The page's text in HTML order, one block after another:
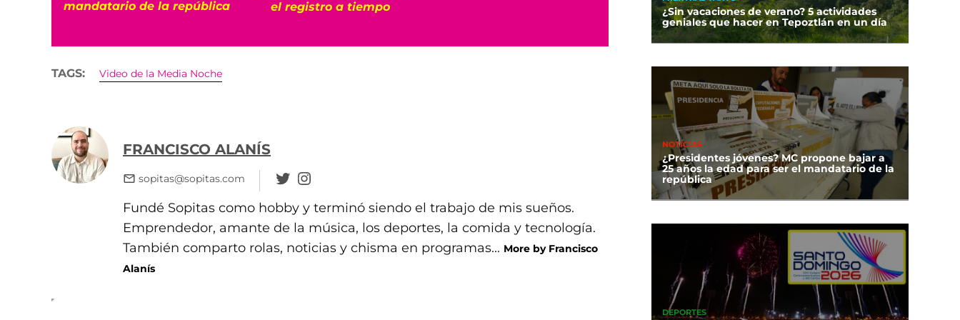
mandatario de la república
el registro a tiempo
de CDMX
TAGS: Video de la Media Noche
FRANCISCO ALANÍS
sopitas@sopitas.com
Fundé Sopitas como hobby y terminó siendo el trabajo de mis sueños.
Emprendedor, amante de la música, los deportes, la comida y tecnología.
También comparto rolas, noticias y chisma en programas... More by Francisco
Alanís
¿Sin vacaciones de verano? 5 actividades
geniales que hacer en Tepoztlán en un día
NOTICIAS
¿Presidentes jóvenes? MC propone bajar a
25 años la edad para ser el mandatario de la
república
DEPORTES